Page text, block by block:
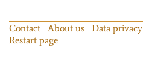
Contact About us Data
Restart page